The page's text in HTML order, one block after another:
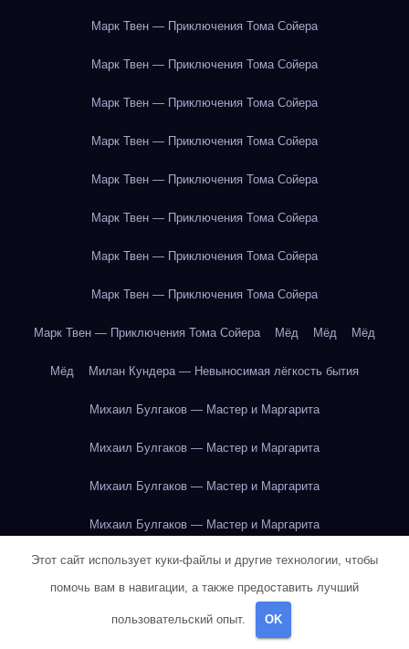
Марк Твен — Приключения Тома Сойера
Марк Твен — Приключения Тома Сойера
Марк Твен — Приключения Тома Сойера
Марк Твен — Приключения Тома Сойера
Марк Твен — Приключения Тома Сойера
Марк Твен — Приключения Тома Сойера
Марк Твен — Приключения Тома Сойера
Марк Твен — Приключения Тома Сойера
Марк Твен — Приключения Тома Сойера Мёд Мёд Мёд
Мёд Милан Кундера — Невыносимая лёгкость бытия
Михаил Булгаков — Мастер и Маргарита
Михаил Булгаков — Мастер и Маргарита
Михаил Булгаков — Мастер и Маргарита
Михаил Булгаков — Мастер и Маргарита
Михаил Булгаков — Мастер и Маргарита
Михаил Булгаков — Мастер и Маргарита
Михаил Булгаков — Мастер и Маргарита
Этот сайт использует куки-файлы и другие технологии, чтобы
помочь вам в навигации, а также предоставить лучший
пользовательский опыт. OK